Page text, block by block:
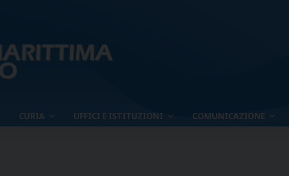
CURIA UFFICI E ISTITUZIONI COMUNICAZIONE